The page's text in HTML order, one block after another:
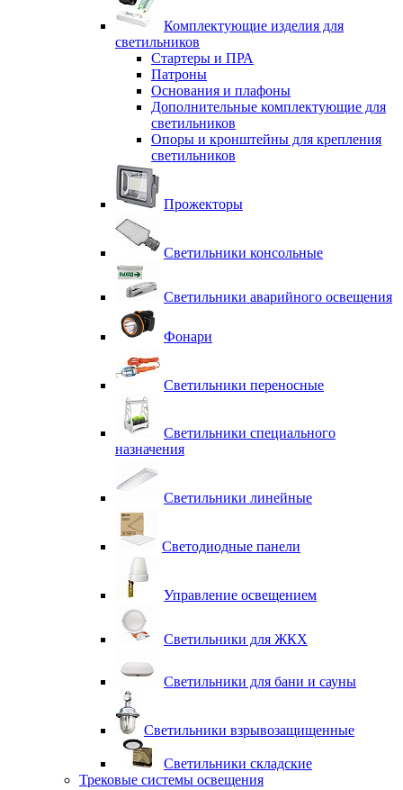
Комплектующие изделия для
светильников
Стартеры и ПРА
Патроны
Основания и плафоны
Дополнительные комплектующие для
светильников
Опоры и кронштейны для крепления
светильников
Прожекторы
Светильники консольные
Светильники аварийного освещения
Фонари
Светильники переносные
Светильники специального
назначения
Светильники линейные
Светодиодные панели
Управление освещением
Светильники для ЖКХ
Светильники для бани и сауны
Светильники взрывозащищенные
Светильники складские
Трековые системы освещения